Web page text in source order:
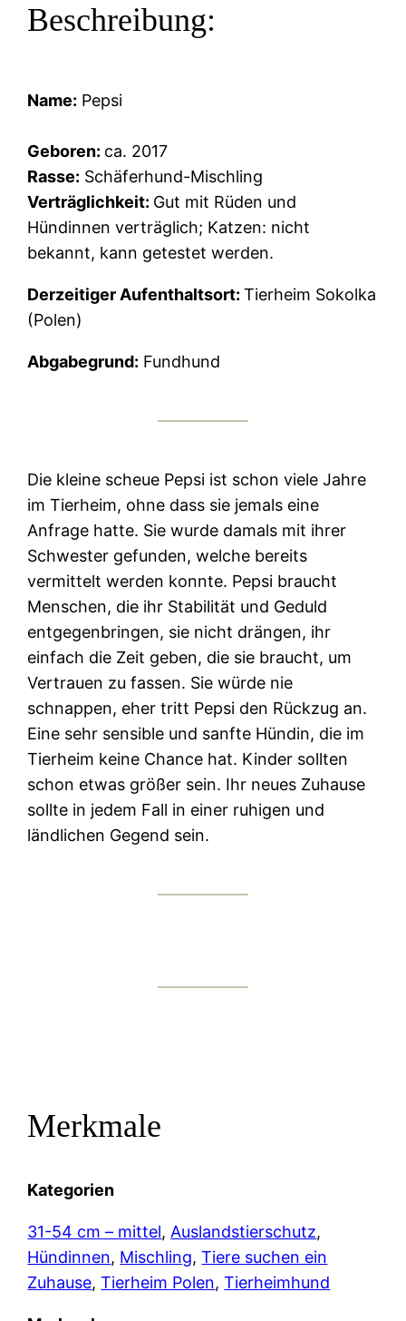
Beschreibung:
Name: Pepsi
Geboren: ca. 2017
Rasse: Schäferhund-Mischling
Verträglichkeit: Gut mit Rüden und
Hündinnen verträglich; Katzen: nicht
bekannt, kann getestet werden.
Derzeitiger Aufenthaltsort:Tierheim Sokolka
(Polen)
Abgabegrund: Fundhund
Die kleine scheue Pepsi ist schon viele Jahre
im Tierheim, ohne dass sie jemals eine
Anfrage hatte. Sie wurde damals mit ihrer
Schwester gefunden, welche bereits
vermittelt werden konnte. Pepsi braucht
Menschen, die ihr Stabilität und Geduld
entgegenbringen, sie nicht drängen, ihr
einfach die Zeit geben, die sie braucht, um
Vertrauen zu fassen. Sie würde nie
schnappen, eher tritt Pepsi den Rückzug an.
Eine sehr sensible und sanfte Hündin, die im
Tierheim keine Chance hat. Kinder sollten
schon etwas größer sein. Ihr neues Zuhause
sollte in jedem Fall in einer ruhigen und
ländlichen Gegend sein.
Merkmale
Kategorien
31-54 cm – mittel, Auslandstierschutz
Hündinnen, Mischling, Tiere suchen ein
Zuhause, Tierheim Polen, Tierheimhund